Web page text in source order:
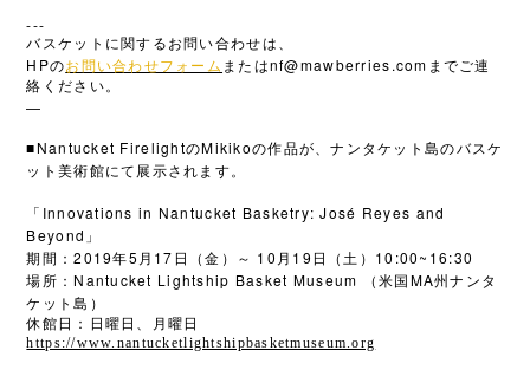
---
バスケットに関するお問い合わせは、
HPのお問い合わせフォーム またはnf@mawberries.com までご連
絡ください。
—
■Nantucket FirelightのMikikoの作品が、ナンタケット島のバスケ
ット美術館にて展示されます。
「 Innovations in Nantucket Basketry: José Reyes and
Beyond 」
期間：2019年5 月 17 日（金）～ 10 月 19 日（土） 10:00~16:30
場所： Nantucket Lightship Basket Museum （米国 MA州ナンタ
ケット島）
休館日：日曜日、月曜日
https://www.nantucketlightshipbasketmuseum.org